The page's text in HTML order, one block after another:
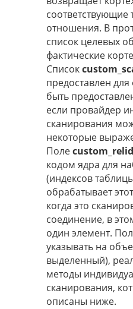
соответствующие
отношения. В
список целевых
фактические
Список
предоставлен
быть
если провайдер
сканирования
некоторые
Поле
кодом ядра для
(индексов
обрабатывает
когда это
соединение, в
один элемент.
указывать на
выделенный),
методы
сканирования,
описаны ниже.